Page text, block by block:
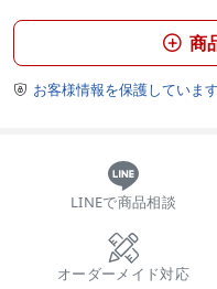
 商
 お客様情報を保護しています
LINEで商品相談
オーダーメイド対応